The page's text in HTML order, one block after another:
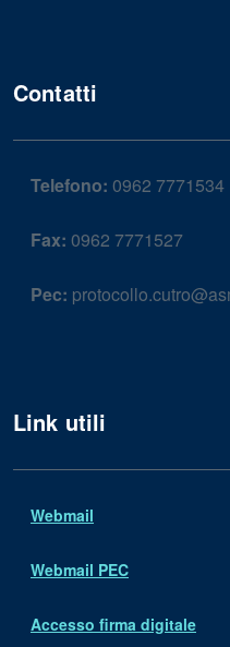
Contatti
Telefono: 0962 7771534
Fax: 0962 7771527
Pec:
Link utili
Webmail
Webmail PEC
Accesso firma digitale